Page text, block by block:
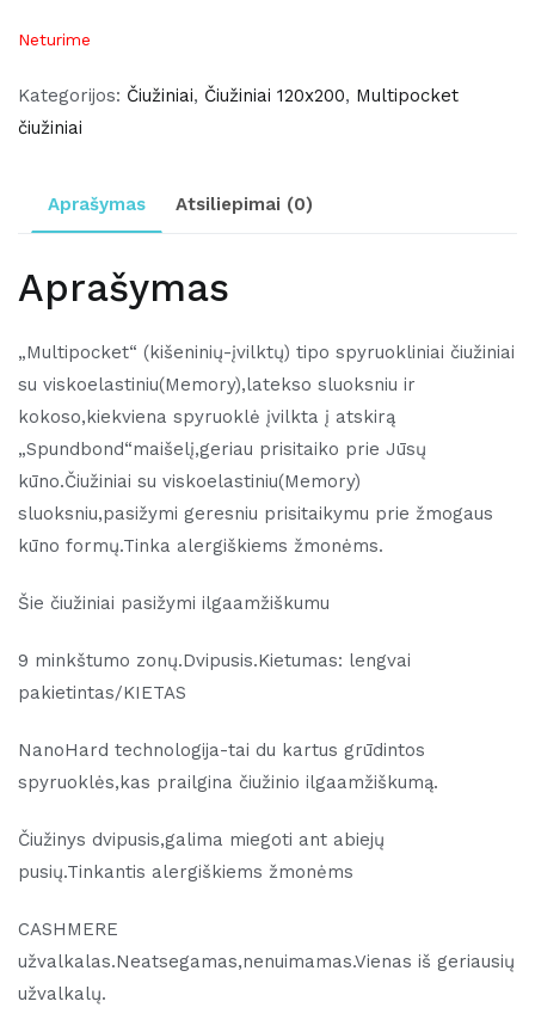
Neturime
Kategorijos: Čiužiniai, Čiužiniai 120x200, Multipocket
čiužiniai
Aprašymas Atsiliepimai (0)
Aprašymas
„Multipocket“ (kišeninių-įvilktų) tipo spyruokliniai čiužiniai
su viskoelastiniu(Memory),latekso sluoksniu ir
kokoso,kiekviena spyruoklė įvilkta į atskirą
„Spundbond“maišelį,geriau prisitaiko prie Jūsų
kūno.Čiužiniai su viskoelastiniu(Memory)
sluoksniu,pasižymi geresniu prisitaikymu prie žmogaus
kūno formų.Tinka alergiškiems žmonėms.
Šie čiužiniai pasižymi ilgaamžiškumu
9 minkštumo zonų.Dvipusis.Kietumas: lengvai
pakietintas/KIETAS
NanoHard technologija-tai du kartus grūdintos
spyruoklės,kas prailgina čiužinio ilgaamžiškumą.
Čiužinys dvipusis,galima miegoti ant abiejų
pusių.Tinkantis alergiškiems žmonėms
CASHMERE
užvalkalas.Neatsegamas,nenuimamas.Vienas iš geriausių
užvalkalų.